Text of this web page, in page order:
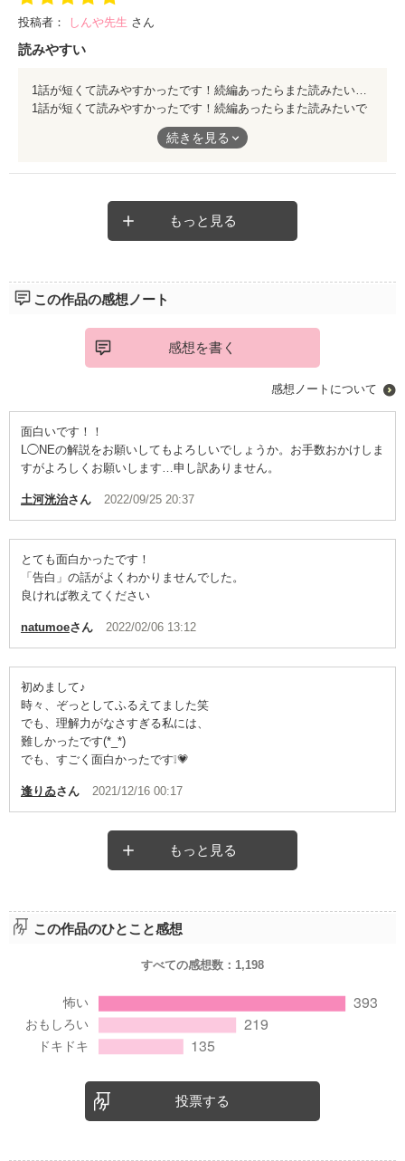
投稿者： しんや先生 さん
読みやすい
1話が短くて読みやすかったです！続編あったらまた読みたいです
1話が短くて読みやすかったです！続編あったらまた読みたいで
続きを見る
もっと見る
この作品の感想ノート
感想を書く
感想ノートについて
面白いです！！
L◯NEの解説をお願いしてもよろしいでしょうか。お手数おかけしま
すがよろしくお願いします…申し訳ありません。
土河洸治さん 2022/09/25 20:37
とても面白かったです！
「告白」の話がよくわかりませんでした。
良ければ教えてください
natumoeさん 2022/02/06 13:12
初めまして♪
時々、ぞっとしてふるえてました笑
でも、理解力がなさすぎる私には、
難しかったです(*_*)
でも、すごく面白かったです❕💗
逢りゐさん 2021/12/16 00:17
もっと見る
この作品のひとこと感想
すべての感想数： 1,198
投票する